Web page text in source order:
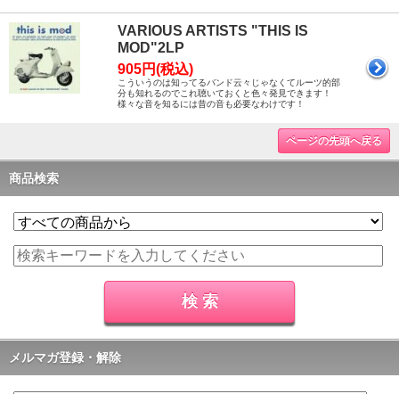
VARIOUS ARTISTS "THIS IS
MOD"2LP
905円(税込)
こういうのは知ってるバンド云々じゃなくてルーツ的部
分も知れるのでこれ聴いておくと色々発見できます！
様々な音を知るには昔の音も必要なわけです！
ページの先頭へ戻る
商品検索
メルマガ登録・解除